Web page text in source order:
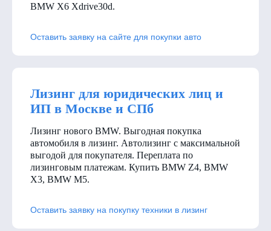
BMW X6 Xdrive30d.
Оставить заявку на сайте для покупки авто
Лизинг для юридических лиц и
ИП в Москве и СПб
Лизинг нового BMW. Выгодная покупка
автомобиля в лизинг. Автолизинг с максимальной
выгодой для покупателя. Переплата по
лизинговым платежам. Купить BMW Z4, BMW
X3, BMW M5.
Оставить заявку на покупку техники в лизинг